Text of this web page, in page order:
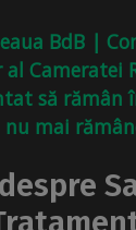
BdB |
Cameratei
să rămân
nu mai